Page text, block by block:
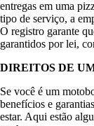
entregas em uma
tipo de serviço, a
O registro garante
garantidos por lei,
DIREITOS DE
Se você é um
benefícios e
estar. Aqui estão